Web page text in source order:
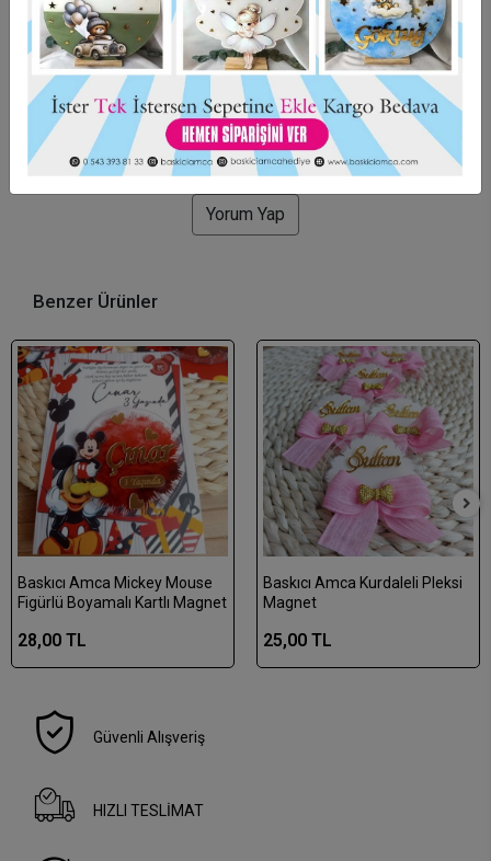
Bu ürün için henüz yorum yapılmadı.
Yorum Yap
Benzer Ürünler
Baskıcı Amca Mickey Mouse
Figürlü Boyamalı Kartlı Magnet
28,00 TL
Baskıcı Amca Kurdaleli Pleksi
Magnet
25,00 TL
Güvenli Alışveriş
HIZLI TESLİMAT